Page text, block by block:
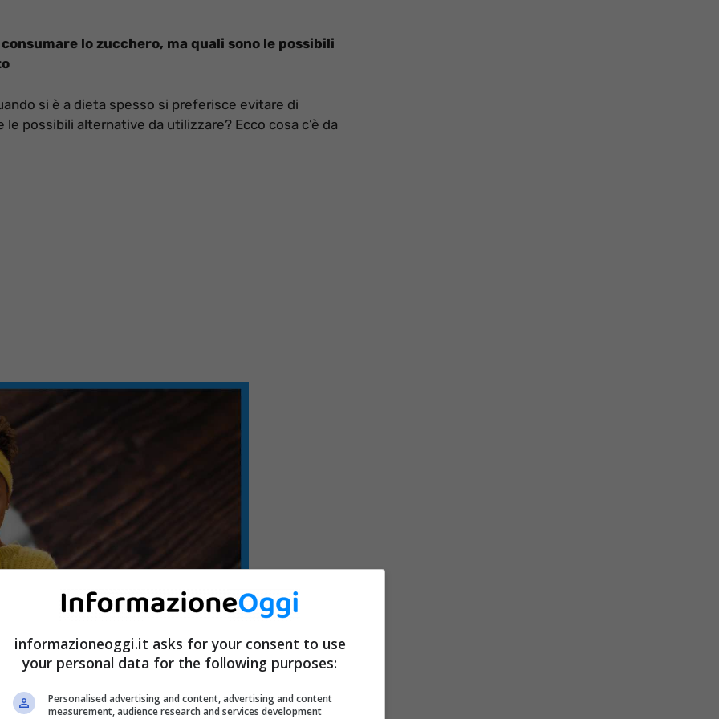
lo zucchero, ma quali sono le possibili
si è a dieta spesso si preferisce evitare di
possibili alternative da utilizzare? Ecco cosa c’è da
informazioneoggi.it asks for your consent to use
your personal data for the following purposes:
Personalised advertising and content, advertising and content
measurement, audience research and services development